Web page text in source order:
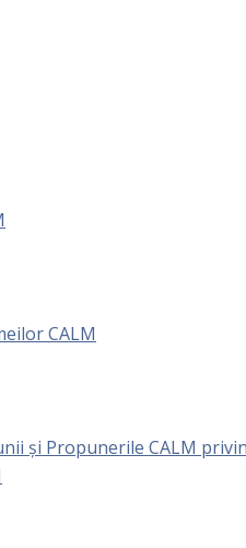
CALM
și Propunerile CALM